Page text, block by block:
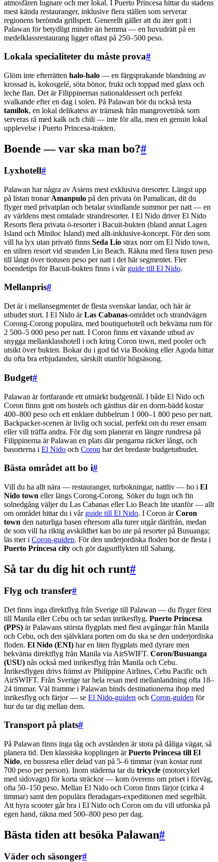
atmosfären lugnare och mer lokal. I Puerto Princesa hittar du stadens
mest kända restauranger, inklusive flera ställen som serverar
regionens berömda grillspett. Generellt gäller att du äter gott i
Palawan för betydligt mindre än hemma — en huvudrätt på en
medelklassrestaurang ligger oftast på 250–500 peso.
Lokala specialiteter du måste prova#
Glöm inte efterrätten halo-halo — en färgsprakande blandning av
krossad is, kokosgelé, söta bönor, frukt och toppad med glass och
leche flan. Det är Filippinernas nationaldessert och perfekt
svalkande efter en dag i solen. På Palawan bör du också testa
tamilok, en lokal delikatess av trämask från mangroveträsk som
serveras rå med kalk och chili — inte för alla, men en genuin lokal
upplevelse i Puerto Princesa-trakten.
Boende — var ska man bo?#
Lyxhotell#
Palawan har några av Asiens mest exklusiva öresorter. Längst upp
på listan tronar Amanpulo på den privata ön Pamalican, dit du
flyger med privatplan och betalar svindlande summor per natt — en
av världens mest omtalade strandresorter. I El Nido driver El Nido
Resorts flera privata ö-resorter i Bacuit-bukten (bland annat Lagen
Island och Miniloc Island) med allt-inklusive-koncept. För den som
vill ha lyx utan privatö finns Seda Lio strax norr om El Nido town,
en stilren resort vid stranden Lio Beach. Räkna med flera tusen peso
till långt över tiotusen peso per natt i det här segmentet. Fler
boendetips för Bacuit-bukten finns i vår guide till El Nido.
Mellanpris#
Det är i mellansegmentet de flesta svenskar landar, och här är
utbudet stort. I El Nido ärLas Cabanas-området och strandvägen
Corong-Corong populära, med boutiquehotell och bekväma rum för
2 500–5 000 peso per natt. I Coron finns ett växande utbud av
snygga mellanklasshotell i och kring Coron town, med pooler och
utsikt över bukten. Bokar du i god tid via Booking eller Agoda hittar
du ofta bra erbjudanden, särskilt utanför högsäsong.
Budget#
Palawan är fortfarande ett utmärkt budgetmål. I både El Nido och
Coron finns gott om hostels och gästhus där en dorm-bädd kostar
400–800 peso och ett enklare dubbelrum 1 000–1 800 peso per natt.
Backpacker-scenen är livlig och social, perfekt om du reser ensam
eller vill träffa andra. För dig som planerar en längre rundresa på
Filippinerna är Palawan en plats där pengarna räcker långt, och
basorterna i El Nido och Coron har det bredaste budgetutbudet.
Bästa området att bo i#
Vill du ha allt nära — restauranger, turbokningar, nattliv — bo i El
Nido town eller längs Corong-Corong. Söker du lugn och fin
solnedgång väljer du Las Cabanas eller Lio Beach lite utanför — allt
om området hittar du i vår guide till El Nido. I Coron ärCoron
town den naturliga basen eftersom alla turer utgår därifrån, medan
de som vill ha riktig avskildhet kan bo ute på resorter på Busuanga;
läs mer i Coron-guiden. För den underjordiska floden bor de flesta i
Puerto Princesa city och gör dagsutflykten till Sabang.
Så tar du dig hit och runt#
Flyg och transfer#
Det finns inga direktflyg från Sverige till Palawan — du flyger först
till Manila eller Cebu och tar sedan inrikesflyg. Puerto Princesa
(PPS) är Palawans största flygplats med flest avgångar från Manila
och Cebu, och den självklara porten om du ska se den underjordiska
floden. El Nido (ENI) har en liten flygplats med dyrare men
bekväma direktflyg från Manila via AirSWIFT. Coron/Busuanga
(USU) nås också med inrikesflyg från Manila och Cebu.
Inrikesflygen drivs främst av Philippine Airlines, Cebu Pacific och
AirSWIFT. Från Sverige tar hela resan med mellanlandning ofta 18–
24 timmar. Väl framme i Palawan binds destinationerna ihop med
inrikesflyg och färjor — se El Nido-guiden och Coron-guiden för
hur du tar dig mellan dem.
Transport på plats#
På Palawan finns inga tåg och avstånden är stora på dåliga vägar, så
planera tid. Den klassiska kopplingen ärPuerto Princesa till El
Nido, en bussresa eller delad van på 5–6 timmar (van kostar runt
700 peso per person). Inom städerna tar du tricycle (motorcykel
med sidovagn) för korta sträckor — kom överens om priset i förväg,
ofta 50–150 peso. Mellan El Nido och Coron finns färjor (cirka 4
timmar) samt den populära fleradagars-expeditionen med segelbåt.
Att hyra scooter går bra i El Nido och Coron om du vill utforska på
egen hand, räkna med 500–800 peso per dag.
Bästa tiden att besöka Palawan#
Väder och säsonger#